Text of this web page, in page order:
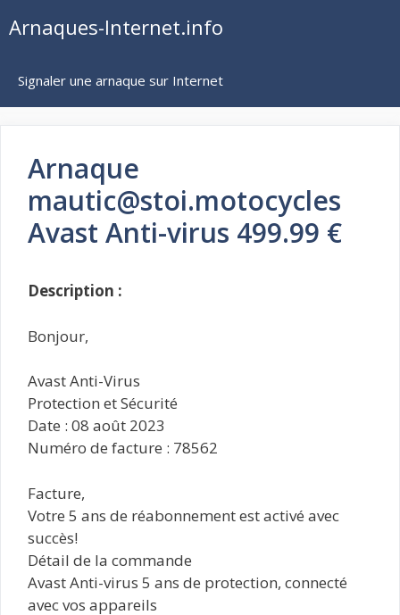
auArnaques-Internet.info
Signaler une arnaque sur Internet
Arnaque
mautic@stoi.motocycles
Avast Anti-virus 499.99 €
Description :
Bonjour,
Avast Anti-Virus
Protection et Sécurité
Date : 08 août 2023
Numéro de facture : 78562
Facture,
Votre 5 ans de réabonnement est activé avec
succès!
Détail de la commande
Avast Anti-virus 5 ans de protection, connecté
avec vos appareils